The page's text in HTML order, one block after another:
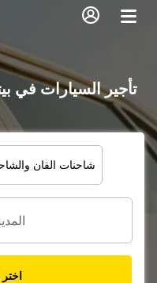
تأجير السيارات في
شاحنات الفان
اختر